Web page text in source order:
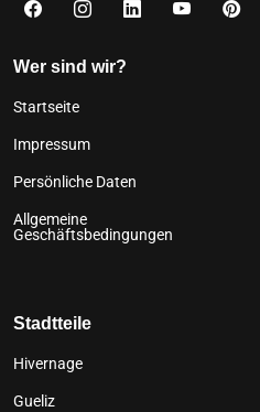
Wer sind wir?
Startseite
Impressum
Persönliche Daten
Allgemeine
Geschäftsbedingungen
Stadtteile
Hivernage
Gueliz